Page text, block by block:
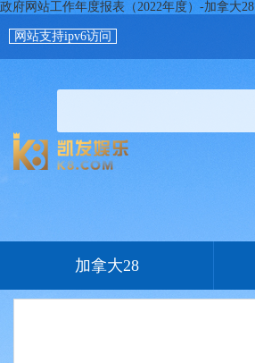
政府网站工作年度报表（2022年度）-加拿大28
网站支持ipv6访问
加拿大28